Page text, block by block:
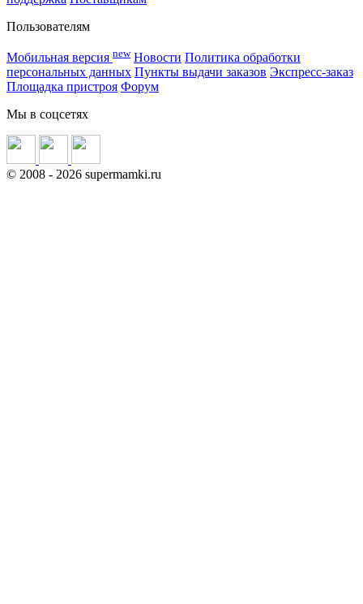
Пользователям
Мобильная версия new Новости Политика обработки
персональных данных Пункты выдачи заказов Экспресс-заказ
Площадка пристроя Форум
Мы в соцсетях
© 2008 - 2026 supermamki.ru